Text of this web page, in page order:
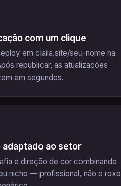
com um clique
em claila.site/seu-nome na
republicar, as atualizações
em segundos.
adaptado ao setor
e direção de cor combinando
nicho — profissional, não o roxo